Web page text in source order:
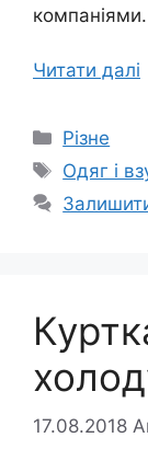
компаніями.
Читати далі
Категорії
Різне
Позначки
Одяг і
17.08.2018